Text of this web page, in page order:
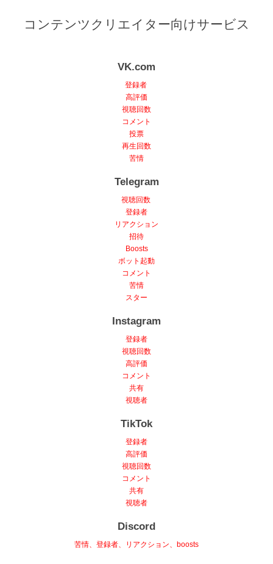
コンテンツクリエイター向けサービス
VK.com
登録者
高評価
視聴回数
コメント
投票
再生回数
苦情
Telegram
視聴回数
登録者
リアクション
招待
Boosts
ボット起動
コメント
苦情
スター
Instagram
登録者
視聴回数
高評価
コメント
共有
視聴者
TikTok
登録者
高評価
視聴回数
コメント
共有
視聴者
Discord
苦情、登録者、リアクション、boosts